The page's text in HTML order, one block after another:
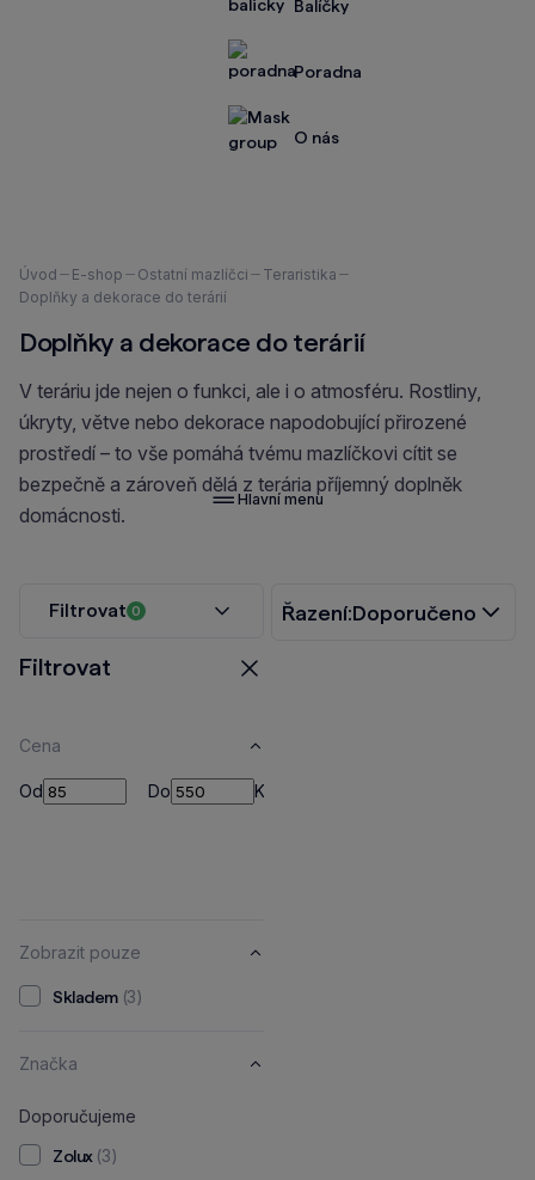
Balíčky
Poradna
O nás
Hlavní menu
Nacházíte
se
Úvod E-shop Ostatní mazlíčci
Teraristika
Doplňky a dekorace do terárií
Doplňky a dekorace do terárií
V teráriu jde nejen o funkci, ale i o atmosféru. Rostliny,
úkryty, větve nebo dekorace napodobující přirozené
prostředí – to vše pomáhá tvému mazlíčkovi cítit se
bezpečně a zároveň dělá z terária příjemný doplněk
domácnosti.
Řazení:Doporučeno
Filtrovat 0
Filtrovat
Cena
Od Od Do Do Kč
Zobrazit pouze
Skladem (3)
Značka
Doporučujeme
Zolux (3)